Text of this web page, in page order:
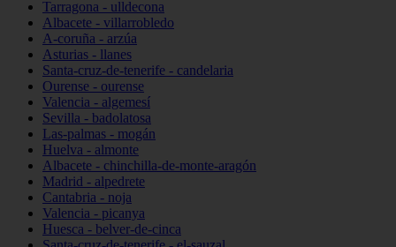
Tarragona - ulldecona
Albacete - villarrobledo
A-coruña - arzúa
Asturias - llanes
Santa-cruz-de-tenerife - candelaria
Ourense - ourense
Valencia - algemesí
Sevilla - badolatosa
Las-palmas - mogán
Huelva - almonte
Albacete - chinchilla-de-monte-aragón
Madrid - alpedrete
Cantabria - noja
Valencia - picanya
Huesca - belver-de-cinca